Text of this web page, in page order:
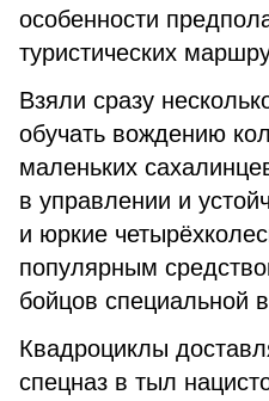
особенности
туристических
Взяли сразу
обучать вождению
маленьких
в управлении и
и юркие
популярным
бойцов специальной
Квадроциклы
спецназ в тыл